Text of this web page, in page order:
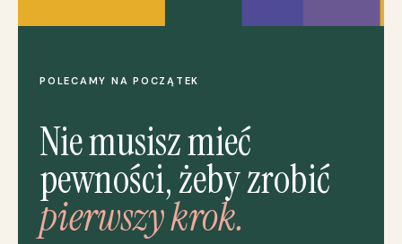
POLECAMY NA POCZĄTEK
Nie musisz mieć
pewności, żeby zrobić
pierwszy krok.